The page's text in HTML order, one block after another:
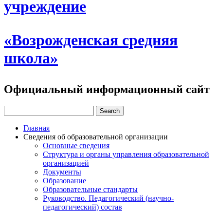
учреждение
«Возрожденская средняя
школа»
Официальный информационный сайт
Главная
Сведения об образовательной организации
Основные сведения
Структура и органы управления образовательной
организацией
Документы
Образование
Образовательные стандарты
Руководство. Педагогический (научно-
педагогический) состав